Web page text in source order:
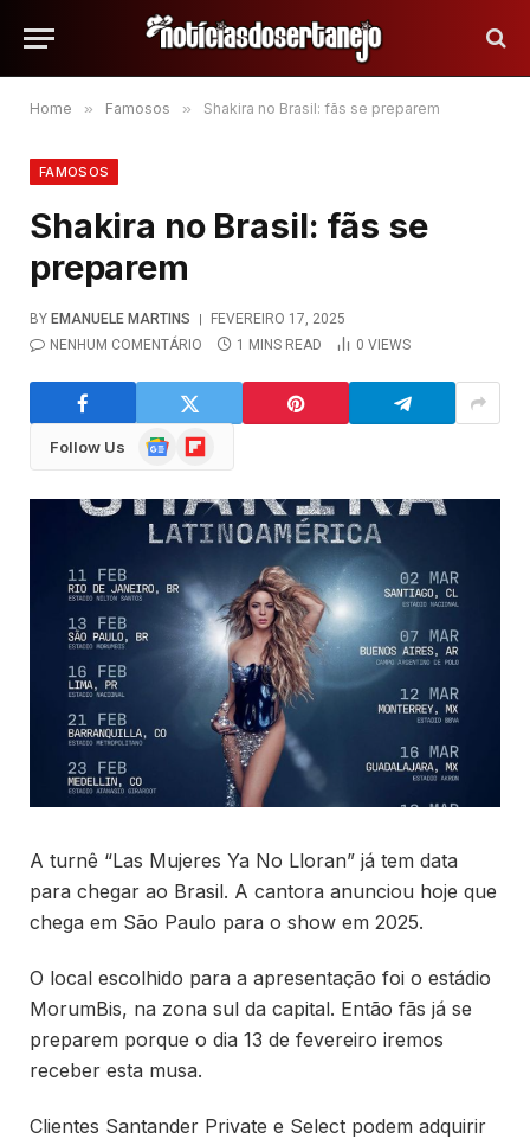
Home » Famosos » Shakira no Brasil: fãs se preparem
FAMOSOS
Shakira no Brasil: fãs se
preparem
BY EMANUELE MARTINS
FEVEREIRO 17, 2025
NENHUM COMENTÁRIO
1 MINS READ 0 VIEWS
Follow Us
GoogleFlipboard
A turnê “Las Mujeres Ya No Lloran” já tem data
para chegar ao Brasil. A cantora anunciou hoje que
chega em São Paulo para o show em 2025.
O local escolhido para a apresentação foi o estádio
MorumBis, na zona sul da capital. Então fãs já se
preparem porque o dia 13 de fevereiro iremos
receber esta musa.
Clientes Santander Private e Select podem adquirir